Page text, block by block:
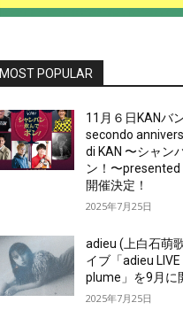
MOST POPULAR
11月６日KANバ
secondo
di KAN 〜シャン
ン！〜presented
開催決定！
2025年7月25日
adieu (上白石萌
イブ「adieu
plume」を9月に
2025年7月25日